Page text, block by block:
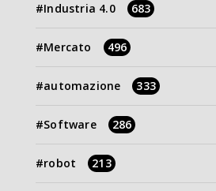
Industria 4.0 683
Mercato 496
automazione 333
Software 286
robot 213